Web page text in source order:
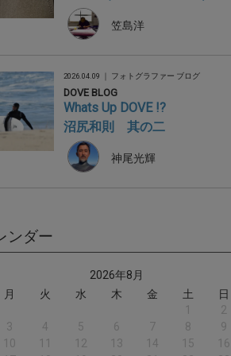
笠島洋
2026.04.09 ｜ フォトグラファー ブログ
DOVE BLOG
Whats Up DOVE !?
沼尻和則 其の二
神尾光輝
ンダー
2026年8月
月
火 水 木 金 土
日
1
2
3
4 5 6 7 8
9
10
11 12 13 14 15
16